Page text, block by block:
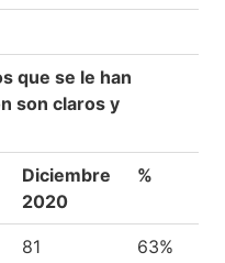
que se le han
son claros y
Diciembre
2020
%
81 63%